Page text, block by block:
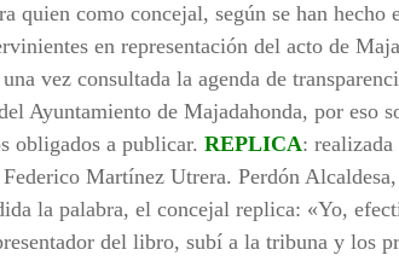
quien como concejal, según se han hecho
en representación del acto de
vez consultada la agenda de
Ayuntamiento de Majadahonda, por eso
obligados a publicar.REPLICA:
Martínez Utrera. Perdón
la palabra, el concejal replica: «Yo,
del libro, subí a la tribuna y los